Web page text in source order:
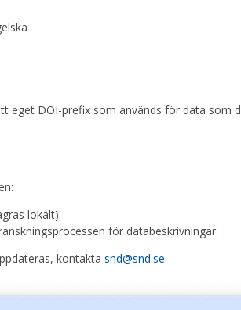
eget DOI-prefix som används för data som
lokalt).
för databeskrivningar.
kontakta snd@snd.se.